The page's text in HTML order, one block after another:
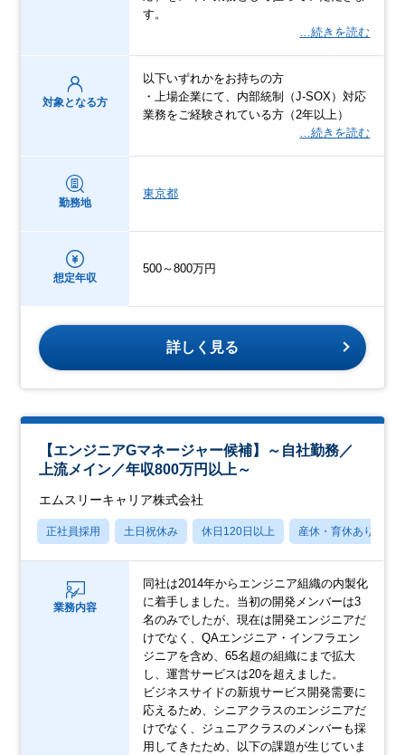
す。
…続きを読む
対象となる方
以下いずれかをお持ちの方
・上場企業にて、内部統制（J-SOX）対応
業務をご経験されている方（2年以上）
…続きを読む
勤務地
東京都
想定年収
500～800万円
詳しく見る
【エンジニアGマネージャー候補】～自社勤務／
上流メイン／年収800万円以上～
エムスリーキャリア株式会社
正社員採用 土日祝休み 休日120日以上 産休・育休あり
業務内容
同社は2014年からエンジニア組織の内製化
に着手しました。当初の開発メンバーは3
名のみでしたが、現在は開発エンジニアだ
けでなく、QAエンジニア・インフラエン
ジニアを含め、65名超の組織にまで拡大
し、運営サービスは20を超えました。
ビジネスサイドの新規サービス開発需要に
応えるため、シニアクラスのエンジニアだ
けでなく、ジュニアクラスのメンバーも採
用してきたため、以下の課題が生じていま